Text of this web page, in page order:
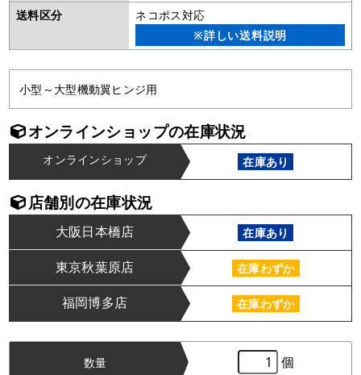
送料区分
ネコポス対応
※詳しい送料説明
小型～大型機動翼ヒンジ用
オンラインショップの在庫状況
オンラインショップ 在庫あり
店舗別の在庫状況
大阪日本橋店 在庫あり
東京秋葉原店 在庫わずか
福岡博多店 在庫わずか
数量 個